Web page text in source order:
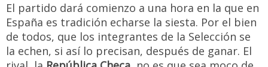
El partido dará comienzo a una hora en la que en
España es tradición echarse la siesta. Por el bien
de todos, que los integrantes de la Selección se
la echen, si así lo precisan, después de ganar. El